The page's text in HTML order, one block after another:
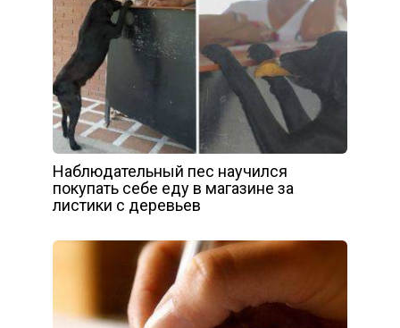
Наблюдательный пес научился
покупать себе еду в магазине за
листики с деревьев